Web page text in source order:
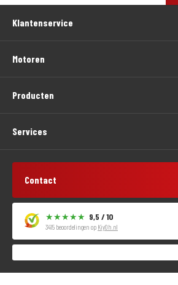
Klantenservice
Motoren
Producten
Services
Contact
9,5 / 10
3415 beoordelingen op KiyOh.nl